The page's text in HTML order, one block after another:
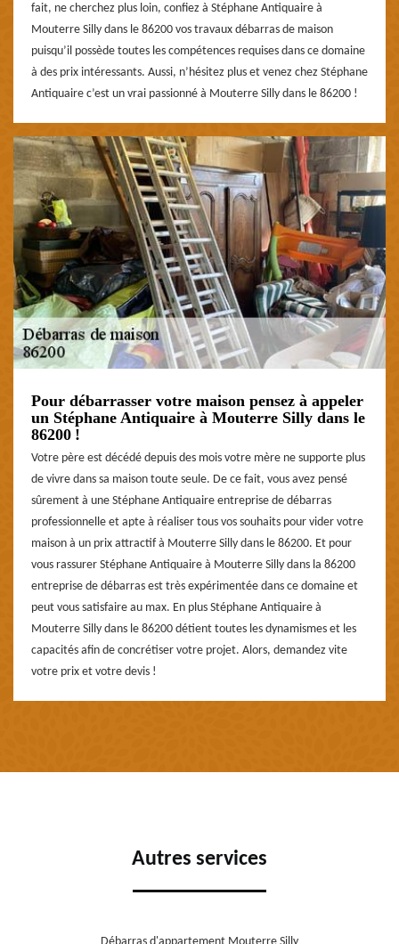
fait, ne cherchez plus loin, confiez à Stéphane Antiquaire à
Mouterre Silly dans le 86200 vos travaux débarras de maison
puisqu’il possède toutes les compétences requises dans ce domaine
à des prix intéressants. Aussi, n’hésitez plus et venez chez Stéphane
Antiquaire c’est un vrai passionné à Mouterre Silly dans le 86200 !
Pour débarrasser votre maison pensez à appeler
un Stéphane Antiquaire à Mouterre Silly dans le
86200 !
Votre père est décédé depuis des mois votre mère ne supporte plus
de vivre dans sa maison toute seule. De ce fait, vous avez pensé
sûrement à une Stéphane Antiquaire entreprise de débarras
professionnelle et apte à réaliser tous vos souhaits pour vider votre
maison à un prix attractif à Mouterre Silly dans le 86200. Et pour
vous rassurer Stéphane Antiquaire à Mouterre Silly dans la 86200
entreprise de débarras est très expérimentée dans ce domaine et
peut vous satisfaire au max. En plus Stéphane Antiquaire à
Mouterre Silly dans le 86200 détient toutes les dynamismes et les
capacités afin de concrétiser votre projet. Alors, demandez vite
votre prix et votre devis !
Autres services